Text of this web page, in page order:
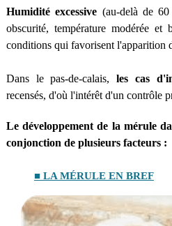
Humidité excessive (au-delà de
obscurité, température modérée et
conditions qui favorisent l'apparition
Dans le pas-de-calais,les cas
recensés, d'où l'intérêt d'un contrôle
Le développement de la mérule
conjonction de plusieurs facteurs :
■ LA MÉRULE EN BREF